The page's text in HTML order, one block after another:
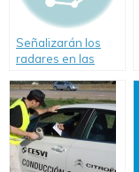
Señalizarán los
radares en las
Provincia de
Buenos Aires